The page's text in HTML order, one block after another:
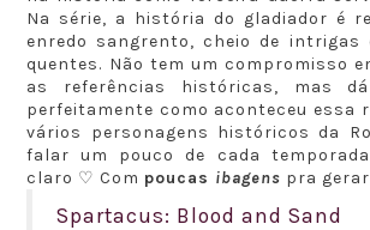
Na série, a história do gladiador é
enredo sangrento, cheio de intrigas
quentes. Não tem um compromisso
as referências históricas, mas
perfeitamente como aconteceu essa
vários personagens históricos da
falar um pouco de cada
claro ♡ Com poucas ibagens pra
Spartacus: Blood and Sand